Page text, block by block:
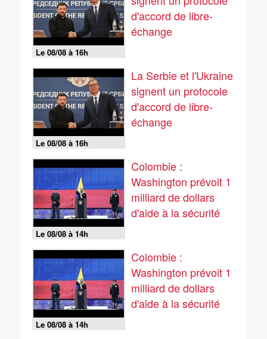
Le 08/08 à 16h
d'accord de libre-
échange
Le 08/08 à 16h
La Serbie et l'Ukraine
signent un protocole
d'accord de libre-
échange
Le 08/08 à 14h
Colombie :
Washington prévoit 1
milliard de dollars
d'aide à la sécurité
Le 08/08 à 14h
Colombie :
Washington prévoit 1
milliard de dollars
d'aide à la sécurité